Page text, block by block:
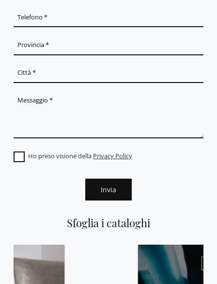
Sfoglia i cataloghi
Ho preso visione della Privacy Policy
Invia